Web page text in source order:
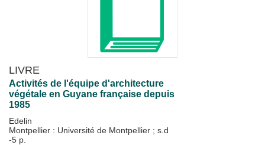
LIVRE
Activités de l'équipe d'architecture
végétale en Guyane française depuis
1985
Edelin
Montpellier : Université de Montpellier ; s.d
-5 p.